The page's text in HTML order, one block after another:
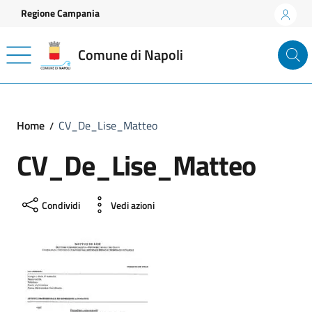
Vai ai contenuti
Vai al footer
Regione Campania
Comune di Napoli
Home CV_De_Lise_Matteo
CV_De_Lise_Matteo
Condividi Vedi azioni